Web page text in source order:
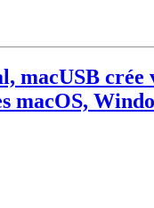
macUSB crée
macOS,